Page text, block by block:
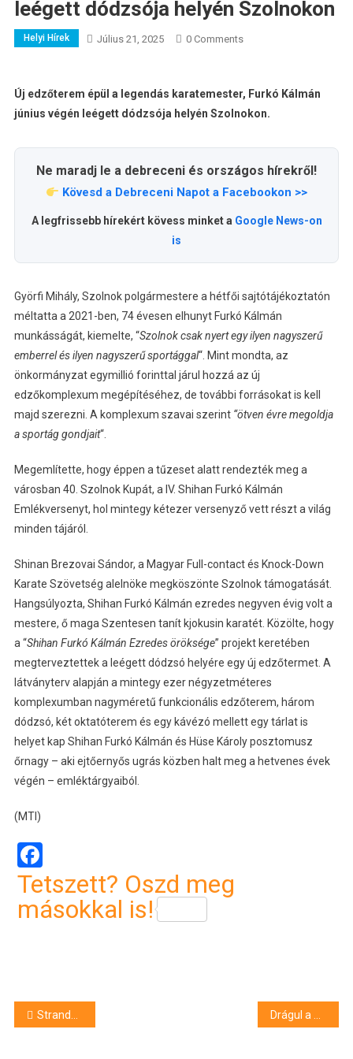
leégett dódzsója helyén Szolnokon
Helyi Hírek Július 21, 2025 0 Comments
Új edzőterem épül a legendás karatemester, Furkó Kálmán
június végén leégett dódzsója helyén Szolnokon.
Ne maradj le a debreceni és országos hírekről!
Kövesd a Debreceni Napot a Facebookon >>
A legfrissebb hírekért kövess minket a Google News-on
is
Györfi Mihály, Szolnok polgármestere a hétfői sajtótájékoztatón
méltatta a 2021-ben, 74 évesen elhunyt Furkó Kálmán
munkásságát, kiemelte, “Szolnok csak nyert egy ilyen nagyszerű
emberrel és ilyen nagyszerű sportággal“. Mint mondta, az
önkormányzat egymillió forinttal járul hozzá az új
edzőkomplexum megépítéséhez, de további forrásokat is kell
majd szerezni. A komplexum szavai szerint “ötven évre megoldja
a sportág gondjait“.
Megemlítette, hogy éppen a tűzeset alatt rendezték meg a
városban 40. Szolnok Kupát, a IV. Shihan Furkó Kálmán
Emlékversenyt, hol mintegy kétezer versenyző vett részt a világ
minden tájáról.
Shinan Brezovai Sándor, a Magyar Full-contact és Knock-Down
Karate Szövetség alelnöke megköszönte Szolnok támogatását.
Hangsúlyozta, Shihan Furkó Kálmán ezredes negyven évig volt a
mestere, ő maga Szentesen tanít kjokusin karatét. Közölte, hogy
a “Shihan Furkó Kálmán Ezredes öröksége” projekt keretében
megterveztettek a leégett dódzsó helyére egy új edzőtermet. A
látványterv alapján a mintegy ezer négyzetméteres
komplexumban nagyméretű funkcionális edzőterem, három
dódzsó, két oktatóterem és egy kávézó mellett egy tárlat is
helyet kap Shihan Furkó Kálmán és Hüse Károly posztomusz
őrnagy – aki ejtőernyős ugrás közben halt meg a hetvenes évek
végén – emléktárgyaiból.
(MTI)
Tetszett? Oszd meg
másokkal is!
Bejegyzés
Strandok éjszakája 2025: eddig ezek a fürdők csatlakoztak Hajdú-Biharból és országosan Drágul a benzin és a gázolaj is